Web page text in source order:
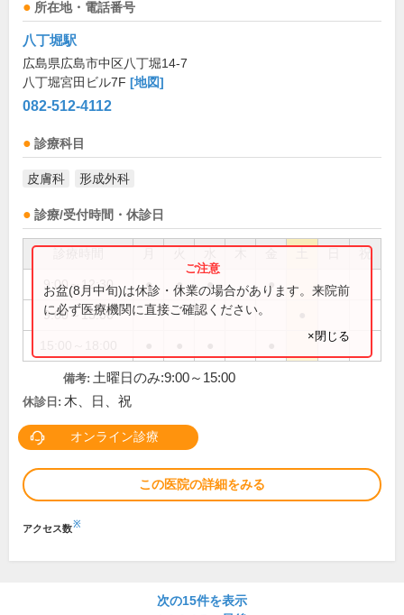
所在地・電話番号
八丁堀駅
広島県広島市中区八丁堀14-7
八丁堀宮田ビル7F [地図]
082-512-4112
診療科目
皮膚科 形成外科
診療/受付時間・休診日
祝
9:00～12:30 ● ● ● ●
9:00～15:00
お盆(8月中旬)は休診・休業の場合があります。来院前
に必ず医療機関に直接ご確認ください。
×閉じる
備考: 土曜日のみ:9:00～15:00
休診日: 木、日、祝
オンライン診療
この医院の詳細をみる
アクセス数※
次の15件を表示